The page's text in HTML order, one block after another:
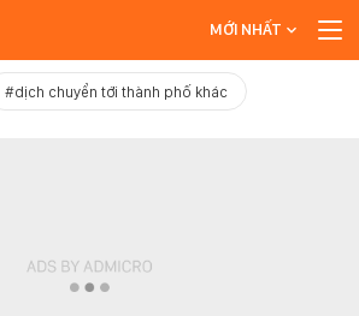
MỚI NHẤT
#dịch chuyển tới thành phố khác